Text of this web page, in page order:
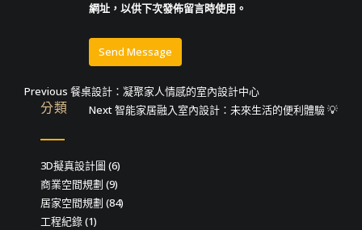
網址，以供下次發佈留言時使用。
文
導
覽
Previous Previous
post:
餐桌設計：凝聚家人情感的室內設計中心
NextNext
智能家居融入室內設計：未來生活的便利體驗 💡
分類
3D擬真設計圖 (6)
商業空間規劃 (9)
居家空間規劃 (84)
工程紀錄(1)